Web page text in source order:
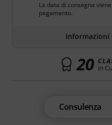
La data di consegna
pagamento.
Informazioni
20 in
Consulenza